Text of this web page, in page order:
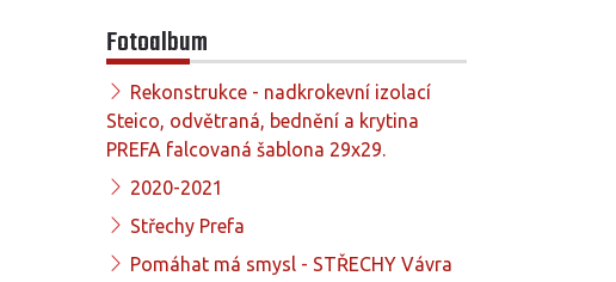
Fotoalbum
Rekonstrukce - nadkrokevní izolací
Steico, odvětraná, bednění a krytina
PREFA falcovaná šablona 29x29.
2020-2021
Střechy Prefa
Pomáhat má smysl - STŘECHY Vávra